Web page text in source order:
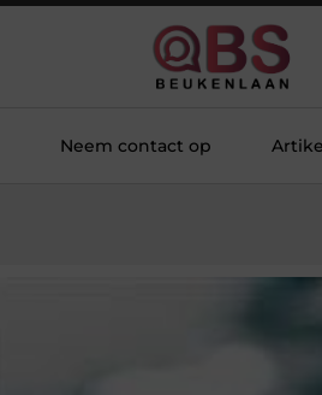
Neem contact op